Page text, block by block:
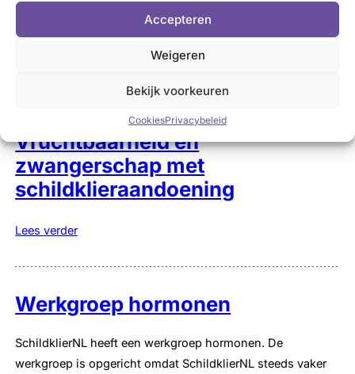
Accepteren
Weigeren
Bekijk voorkeuren
CookiesPrivacybeleid
hyperthyreoïdie (te snelle schildklier) kan leiden tot
verminderde vruchtbaarheid.
Vruchtbaarheid en
zwangerschap met
schildklieraandoening
Lees verder
Werkgroep hormonen
SchildklierNL heeft een werkgroep hormonen. De
werkgroep is opgericht omdat SchildklierNL steeds vaker